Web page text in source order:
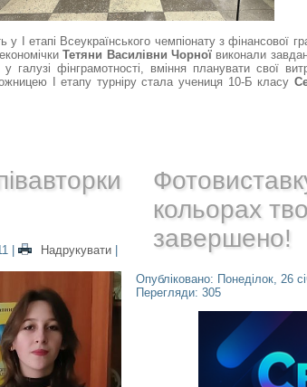
І етапі Всеукраїнського чемпіонату з фінансової
Тетяни Василівни Чорної виконали
галузі фінграмотності, вміння планувати свої
І етапу турніру стала учениця 10-Б класу
| Надрукувати
кольорах
завершено!
Опубліковано: Понеділок, 26
Перегляди: 305